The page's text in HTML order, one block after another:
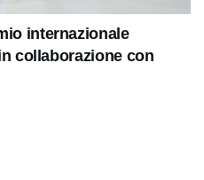
internazionale
collaborazione con